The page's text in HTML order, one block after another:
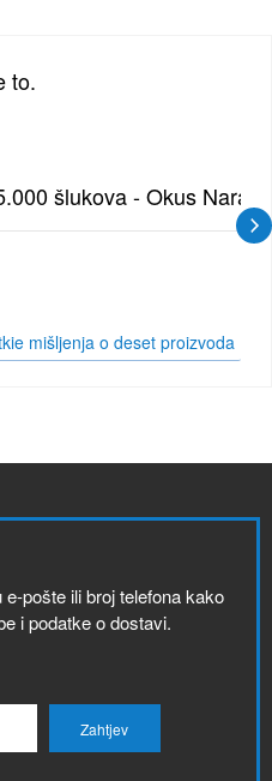
to.
šlukova - Okus
mišljenja o deset proizvoda
pošte ili broj telefona kako
i podatke o dostavi.